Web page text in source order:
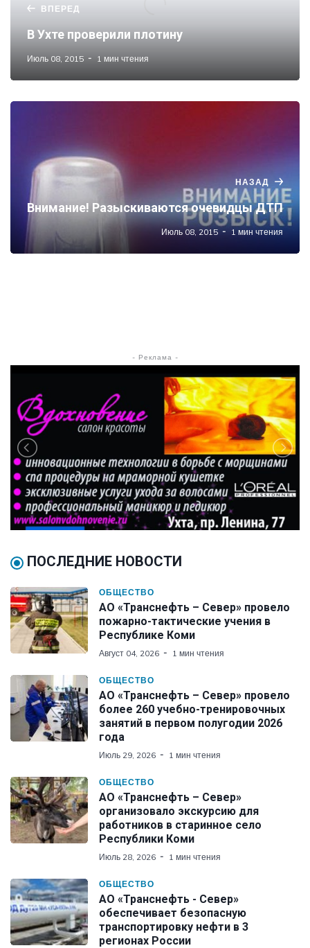
ВПЕРЕД
В Ухте проверили плотину
Июль 08, 2015 1 мин чтения
НАЗАД
Внимание! Разыскиваются очевидцы ДТП
Июль 08, 2015 1 мин чтения
- Реклама -
ПОСЛЕДНИЕ НОВОСТИ
ОБЩЕСТВО
АО «Транснефть – Север» провело
пожарно-тактические учения в
Республике Коми
Август 04, 2026 1 мин чтения
ОБЩЕСТВО
АО «Транснефть – Север» провело
более 260 учебно-тренировочных
занятий в первом полугодии 2026
года
Июль 29, 2026 1 мин чтения
ОБЩЕСТВО
АО «Транснефть – Север»
организовало экскурсию для
работников в старинное село
Республики Коми
Июль 28, 2026 1 мин чтения
ОБЩЕСТВО
АО «Транснефть - Север»
обеспечивает безопасную
транспортировку нефти в 3
регионах России